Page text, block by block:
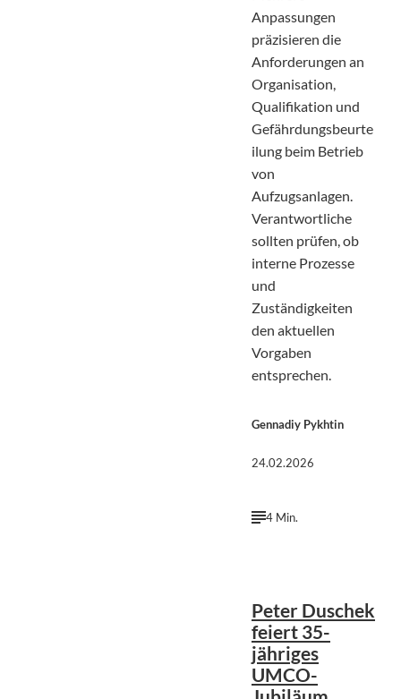
Anpassungen
präzisieren die
Anforderungen an
Organisation,
Qualifikation und
Gefährdungsbeurte
ilung beim Betrieb
von
Aufzugsanlagen.
Verantwortliche
sollten prüfen, ob
interne Prozesse
und
Zuständigkeiten
den aktuellen
Vorgaben
entsprechen.
Gennadiy Pykhtin
24.02.2026
4 Min.
Peter Duschek
feiert 35-
jähriges
UMCO-